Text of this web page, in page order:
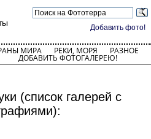
Добавить фото!
МИРА РЕКИ, МОРЯ РАЗНОЕ
ДОБАВИТЬ ФОТОГАЛЕРЕЮ!
(список галерей с